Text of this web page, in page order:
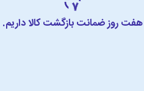
هفت روز ضمانت بازگشت کالا داریم.